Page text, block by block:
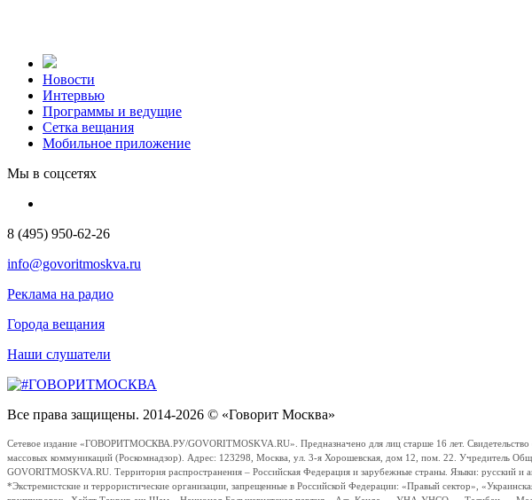
Новости
Интервью
Программы и ведущие
Сетка вещания
Мобильное приложение
Мы в соцсетях
8 (495) 950-62-26
info@govoritmoskva.ru
Реклама на радио
Города вещания
Наши слушатели
Все права защищены. 2014-2026 © «Говорит Москва»
Сетевое издание «ГОВОРИТМОСКВА.РУ/GOVORITMOSKVA.RU». Предназначено для лиц старше 16 лет.
массовых коммуникаций (Роскомнадзор). Адрес: 123298, Москва, ул. 3-я Хорошевская, дом 12, пом. 22. Учредитель
GOVORITMOSKVA.RU. Территория распространения – Российская Федерация и зарубежные страны. Языки: русский
*Экстремистские и террористические организации, запрещенные в Российской Федерации: «Правый сектор»,